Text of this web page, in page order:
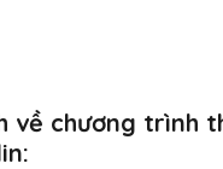
về chương trình